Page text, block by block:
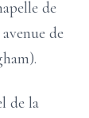
de
de
de la